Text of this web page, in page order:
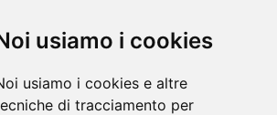
usiamo i cookies
usiamo i cookies e altre
di tracciamento per
Music è disponibile in CD e per la prima
gold 180 grammi con bonus track.
a Milano: unica data italiana 2026
tornano in Italia per un'unica data: il 16
di Milano con lo Zobi Tour. Rock acustico,